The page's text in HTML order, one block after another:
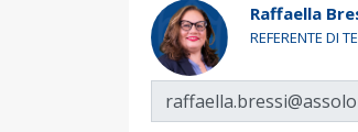
Raffaella
REFERENTE DI